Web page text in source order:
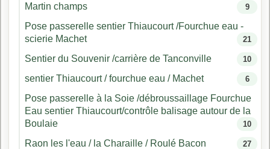
Martin champs
9
Pose passerelle sentier Thiaucourt /Fourchue eau -
scierie Machet
21
Sentier du Souvenir /carrière de Tanconville 10
sentier Thiaucourt / fourchue eau / Machet 6
Pose passerelle à la Soie /débroussaillage Fourchue
Eau sentier Thiaucourt/contrôle balisage autour de la
Boulaie
10
Raon les l'eau / la Charaille / Roulé Bacon 27